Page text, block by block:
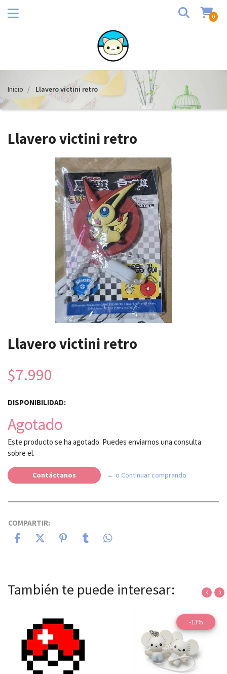
0
Inicio Llavero victini retro
Llavero victini retro
Llavero victini retro
$7.990
DISPONIBILIDAD:
Agotado
Este producto se ha agotado. Puedes enviarnos una consulta
sobre el.
Contáctanos ← o Continuar comprando
COMPARTIR:
También te puede interesar:
-13%
‹ ›